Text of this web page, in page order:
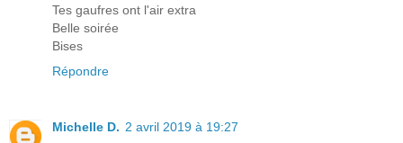
Tes gaufres ont l'air extra
Belle soirée
Bises
Répondre
Michelle D. 2 avril 2019 à 19:27